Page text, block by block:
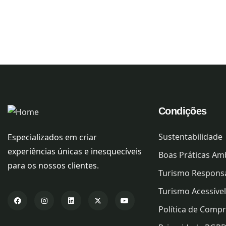
Especializados em criar
experiências únicas e inesquecíveis
para os nossos clientes.
Condições
Sustentabilidade
Boas Práticas
Turismo
Turismo Acessível
Política de